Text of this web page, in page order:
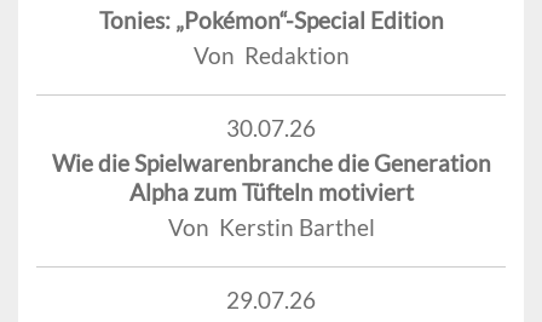
Tonies: „Pokémon“-Special Edition
Von Redaktion
30.07.26
Wie die Spielwarenbranche die Generation
Alpha zum Tüfteln motiviert
Von Kerstin Barthel
29.07.26